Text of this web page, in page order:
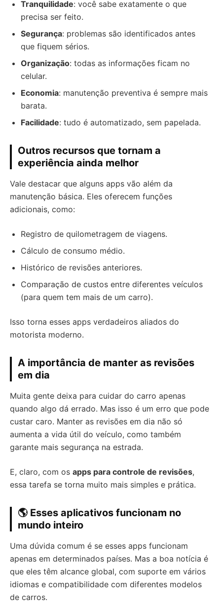
Tranquilidade: você sabe exatamente o que
precisa ser feito.
Segurança: problemas são identificados antes
que fiquem sérios.
Organização: todas as informações ficam no
celular.
Economia: manutenção preventiva é sempre mais
barata.
Facilidade: tudo é automatizado, sem papelada.
Outros recursos que tornam a
experiência ainda melhor
Vale destacar que alguns apps vão além da
manutenção básica. Eles oferecem funções
adicionais, como:
Registro de quilometragem de viagens.
Cálculo de consumo médio.
Histórico de revisões anteriores.
Comparação de custos entre diferentes veículos
(para quem tem mais de um carro).
Isso torna esses apps verdadeiros aliados do
motorista moderno.
A importância de manter as revisões
em dia
Muita gente deixa para cuidar do carro apenas
quando algo dá errado. Mas isso é um erro que pode
custar caro. Manter as revisões em dia não só
aumenta a vida útil do veículo, como também
garante mais segurança na estrada.
E, claro, com os apps para controle de revisões,
essa tarefa se torna muito mais simples e prática.
🌎 Esses aplicativos funcionam no
mundo inteiro
Uma dúvida comum é se esses apps funcionam
apenas em determinados países. Mas a boa notícia é
que eles têm alcance global, com suporte em vários
idiomas e compatibilidade com diferentes modelos
de carros.